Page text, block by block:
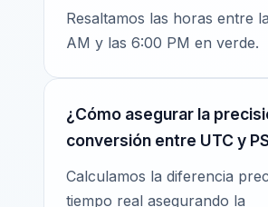
Resaltamos las horas entre
AM y las 6:00 PM en verde.
¿Cómo asegurar la
conversión entre UTC y
Calculamos la diferencia
tiempo real asegurando la